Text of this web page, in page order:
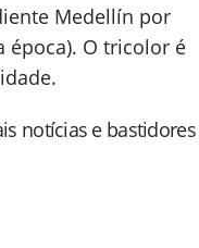
Medellín por
época). O tricolor é
notícias e bastidores